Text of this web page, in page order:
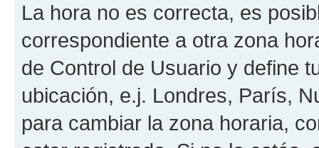
La hora no es correcta, es
correspondiente a otra zona
de Control de Usuario y define
ubicación, e.j. Londres, París,
para cambiar la zona horaria,